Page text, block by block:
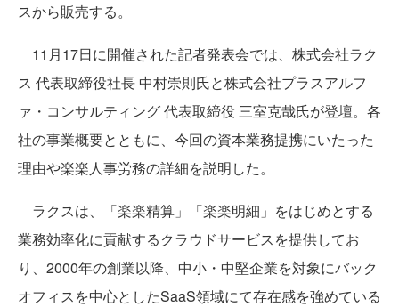
スから販売する。
11月17日に開催された記者発表会では、株式会社ラク
ス 代表取締役社長 中村崇則氏と株式会社プラスアルフ
ァ・コンサルティング 代表取締役 三室克哉氏が登壇。各
社の事業概要とともに、今回の資本業務提携にいたった
理由や楽楽人事労務の詳細を説明した。
ラクスは、「楽楽精算」「楽楽明細」をはじめとする
業務効率化に貢献するクラウドサービスを提供してお
り、2000年の創業以降、中小・中堅企業を対象にバック
オフィスを中心としたSaaS領域にて存在感を強めている